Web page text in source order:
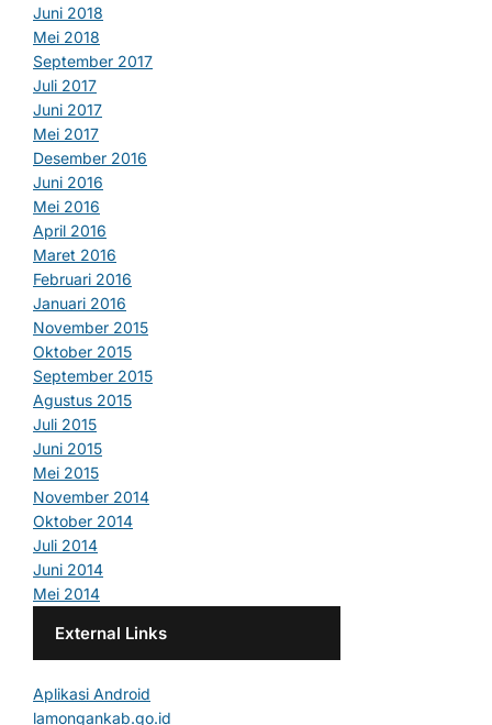
Juni 2018
Mei 2018
September 2017
Juli 2017
Juni 2017
Mei 2017
Desember 2016
Juni 2016
Mei 2016
April 2016
Maret 2016
Februari 2016
Januari 2016
November 2015
Oktober 2015
September 2015
Agustus 2015
Juli 2015
Juni 2015
Mei 2015
November 2014
Oktober 2014
Juli 2014
Juni 2014
Mei 2014
External Links
Aplikasi Android
lamongankab.go.id